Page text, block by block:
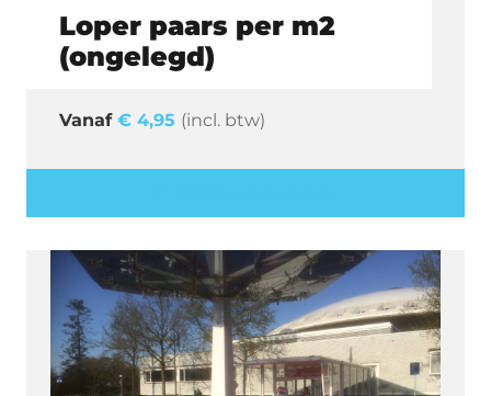
Loper paars per m2
(ongelegd)
€ 4,95 (incl. btw)